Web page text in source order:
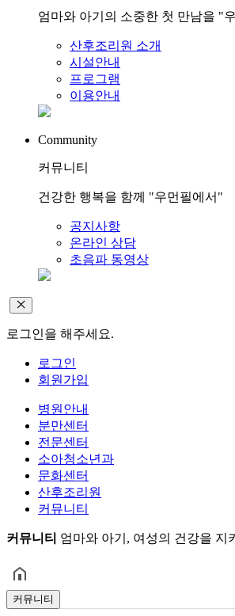
엄마와 아기의 소중한 첫 만남을 "
산후조리원 소개
시설안내
프로그램
이용안내
Community
커뮤니티
건강한 행복을 함께 "우먼필에서"
공지사항
온라인 상담
초음파 동영상
로그인을 해주세요.
로그인
회원가입
병원안내
분만센터
전문센터
소아청소년과
문화센터
산후조리원
커뮤니티
커뮤니티 엄마와 아기, 여성의 건강을 지
커뮤니티